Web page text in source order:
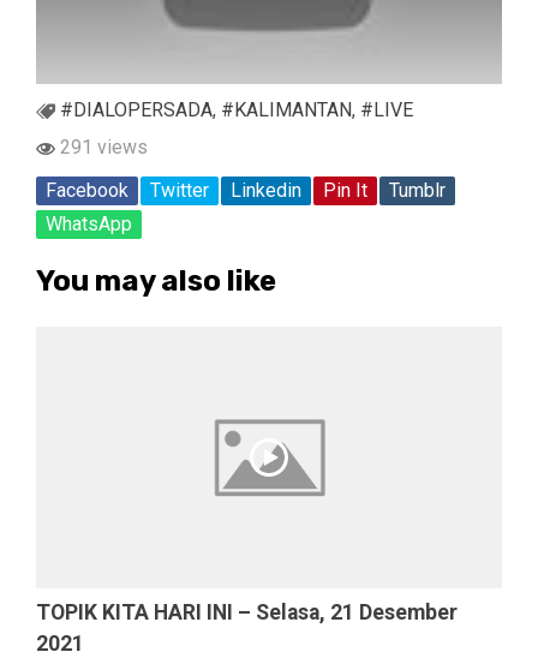
#DIALOPERSADA, #KALIMANTAN, #LIVE
291 views
Facebook
Twitter Linkedin Pin It
Tumblr
WhatsApp
You may also like
TOPIK KITA HARI INI – Selasa, 21 Desember
2021